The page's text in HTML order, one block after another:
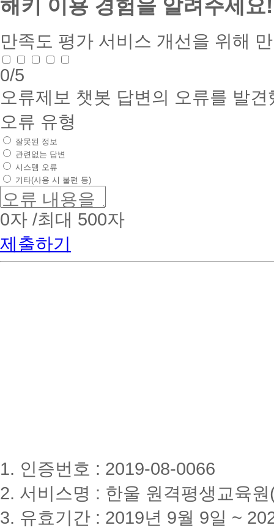
해키 이용 경험을 알려주세요!
만족도 평가 서비스 개선을 위해
0/5
오류제보 챗봇 답변의 오류를 발
오류 유형
잘못된 정보
관련없는 답변
시스템 오류
기타(사용 시 불편 등)
0자 /최대 500자
제출하기
1. 인증번호 : 2019-08-0066
2. 서비스명 : 한울 원격평생교육
3. 유효기간 : 2019년 9월 9일 ~